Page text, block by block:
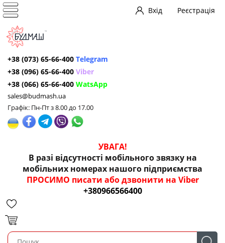
Вхід Реєстрація
+38 (073) 65-66-400 Telegram
+38 (096) 65-66-400 Viber
+38 (066) 65-66-400 WatsApp
sales@budmash.ua
Графік: Пн-Пт з 8.00 до 17.00
УВАГА!
В разі відсутності мобільного звязку на
мобільних номерах нашого підприємства
ПРОСИМО писати або дзвонити на Viber
+380966566400